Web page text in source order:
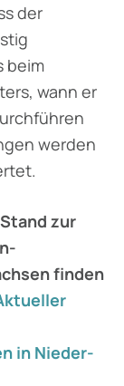
der
beim
wann er
werden
zur
finden
in Nieder­